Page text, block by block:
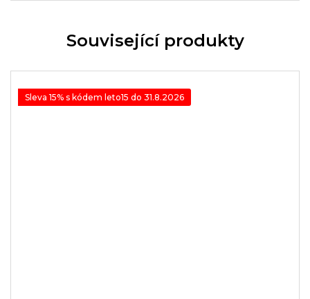
Související produkty
Sleva 15% s kódem leto15 do 31.8.2026